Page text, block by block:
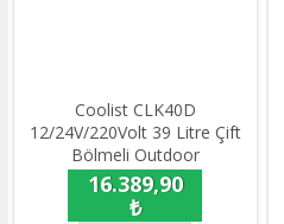
Coolist CLK40D
12/24V/220Volt 39 Litre Çift
Bölmeli Outdoor
Kompresörlü Bluetooth
Bağlantılı Oto Buzdolabı
16.389,90
₺